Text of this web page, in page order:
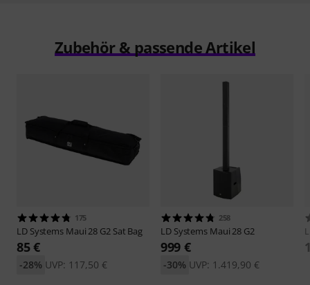
Zubehör & passende Artikel
175
LD Systems Maui 28 G2 Sat Bag
85 €
UVP: 117,50 €
-28%
258
LD Systems Maui 28 G2
999 €
UVP: 1.419,90 €
-30%